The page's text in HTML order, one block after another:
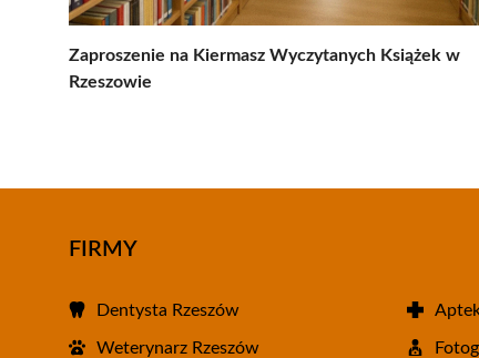
Zaproszenie na Kiermasz Wyczytanych Książek w
Rzeszowie
FIRMY
Dentysta Rzeszów
Weterynarz Rzeszów